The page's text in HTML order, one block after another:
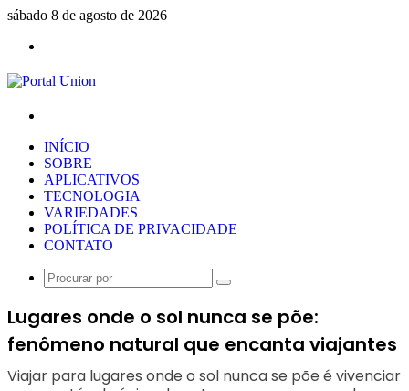
sábado 8 de agosto de 2026
INÍCIO
SOBRE
APLICATIVOS
TECNOLOGIA
VARIEDADES
POLÍTICA DE PRIVACIDADE
CONTATO
Procurar
Lugares onde o sol nunca se põe:
fenômeno natural que encanta viajantes
Viajar para lugares onde o sol nunca se põe é vivenciar